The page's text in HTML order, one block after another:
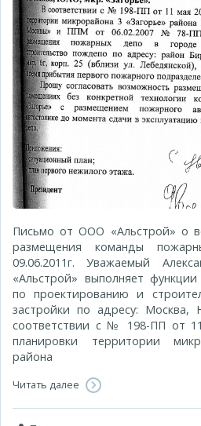
Письмо от ООО «Альстрой» о
размещения команды
09.06.2011г. Уважаемый
«Альстрой» выполняет функции
по проектированию и
застройки по адресу:
соответствии с № 198-ПП от
планировки территории
района
Читать далее